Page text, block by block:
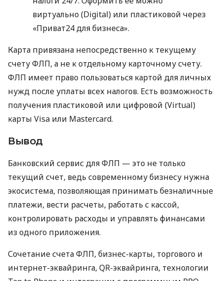
виртуально (Digital) или пластиковой через
«Приват24 для бизнеса».
Карта привязана непосредственно к текущему
счету ФЛП, а не к отдельному карточному счету.
ФЛП имеет право пользоваться картой для личных
нужд после уплаты всех налогов. Есть возможность
получения пластиковой или цифровой (Virtual)
карты Visa или Mastercard.
Вывод
Банковский сервис для ФЛП — это не только
текущий счет, ведь современному бизнесу нужна
экосистема, позволяющая принимать безналичные
платежи, вести расчеты, работать с кассой,
контролировать расходы и управлять финансами
из одного приложения.
Сочетание счета ФЛП, бизнес-карты, торгового и
интернет-эквайринга, QR-эквайринга, технологии